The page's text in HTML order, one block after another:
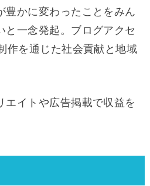
豊かに変わったことをみん
と一念発起。ブログアクセ
作を通じた社会貢献と地域
エイトや広告掲載で収益を